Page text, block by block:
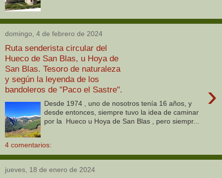
domingo, 4 de febrero de 2024
Ruta senderista circular del
Hueco de San Blas, u Hoya de
San Blas. Tesoro de naturaleza
y según la leyenda de los
bandoleros de "Paco el Sastre".
›
Desde 1974 , uno de nosotros tenía 16 años, y
desde entonces, siempre tuvo la idea de caminar
por la Hueco u Hoya de San Blas , pero siempr...
4 comentarios:
jueves, 18 de enero de 2024